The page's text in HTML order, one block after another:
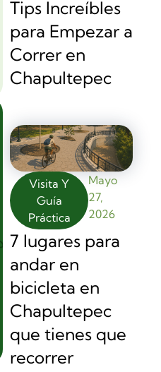
Tips Increíbles
para Empezar a
Correr en
Chapultepec
Visita Y
Guía
Práctica
Mayo
27,
2026
7 lugares para
andar en
bicicleta en
Chapultepec
que tienes que
recorrer